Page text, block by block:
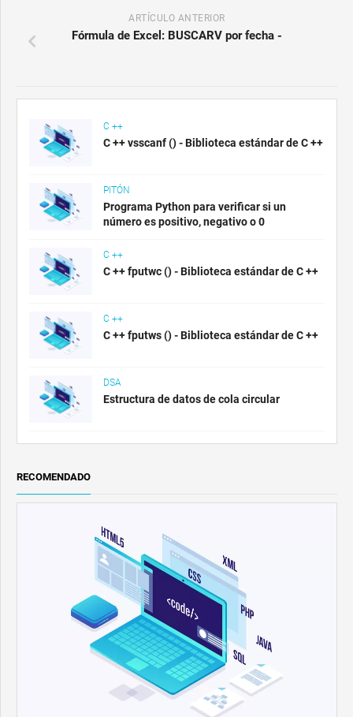
ARTÍCULO ANTERIOR
Fórmula de Excel: BUSCARV por fecha -
C ++
C ++ vsscanf () - Biblioteca estándar de C ++
PITÓN
Programa Python para verificar si un
número es positivo, negativo o 0
C ++
C ++ fputwc () - Biblioteca estándar de C ++
C ++
C ++ fputws () - Biblioteca estándar de C ++
DSA
Estructura de datos de cola circular
RECOMENDADO